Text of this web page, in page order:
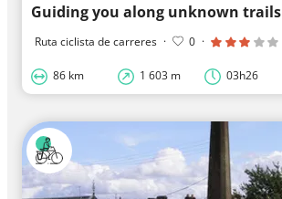
Guiding you along unknown trails
Ruta ciclista de carreres · 0 ·
86 km 1 603 m 03h26